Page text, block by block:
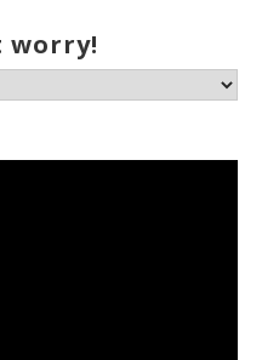
worry!